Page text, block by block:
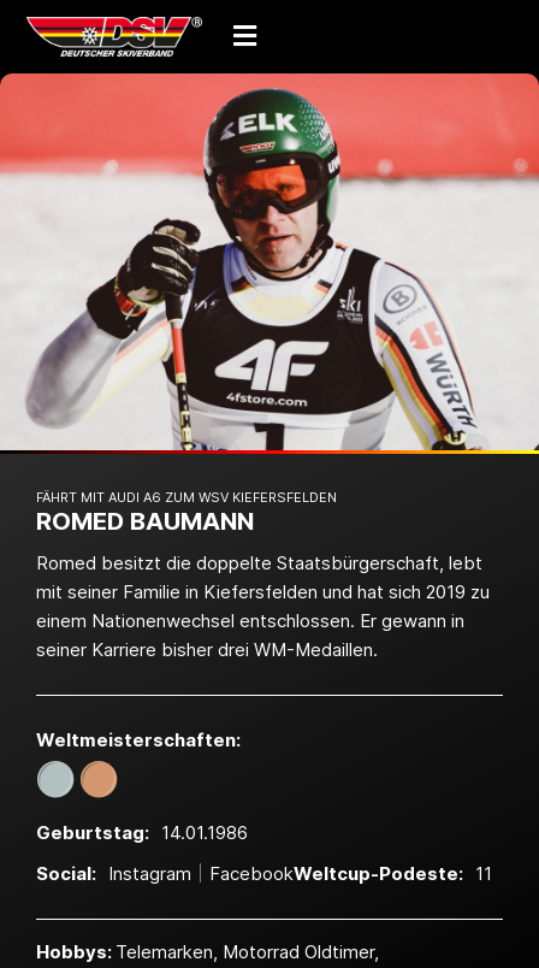
FÄHRT MIT AUDI A6 ZUM WSV KIEFERSFELDEN
ROMED BAUMANN
Romed besitzt die doppelte Staatsbürgerschaft, lebt
mit seiner Familie in Kiefersfelden und hat sich 2019 zu
einem Nationenwechsel entschlossen. Er gewann in
seiner Karriere bisher drei WM-Medaillen.
Weltmeister­schaften:
Geburtstag: 14.01.1986
Social: Instagram FacebookWeltcup-Podeste: 11
Hobbys: Telemarken, Motorrad Oldtimer,